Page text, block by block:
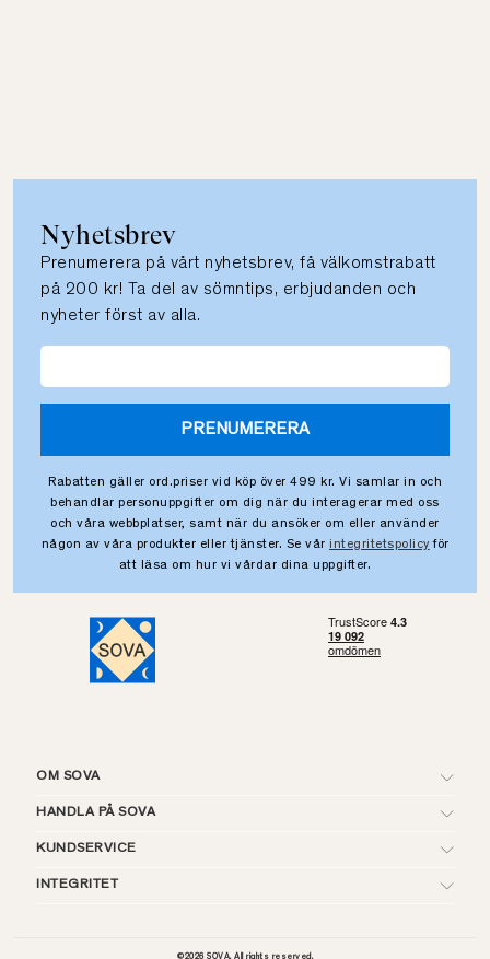
Nyhetsbrev
Prenumerera på vårt nyhetsbrev, få välkomstrabatt
på 200 kr! Ta del av sömntips, erbjudanden och
nyheter först av alla.
PRENUMERERA
Rabatten gäller ord.priser vid köp över 499 kr. Vi samlar in och
behandlar personuppgifter om dig när du interagerar med oss
och våra webbplatser, samt när du ansöker om eller använder
någon av våra produkter eller tjänster. Se vår integritetspolicy för
att läsa om hur vi vårdar dina uppgifter.
OM SOVA
HANDLA PÅ SOVA
KUNDSERVICE
INTEGRITET
©2026SOVA. All rights reserved.